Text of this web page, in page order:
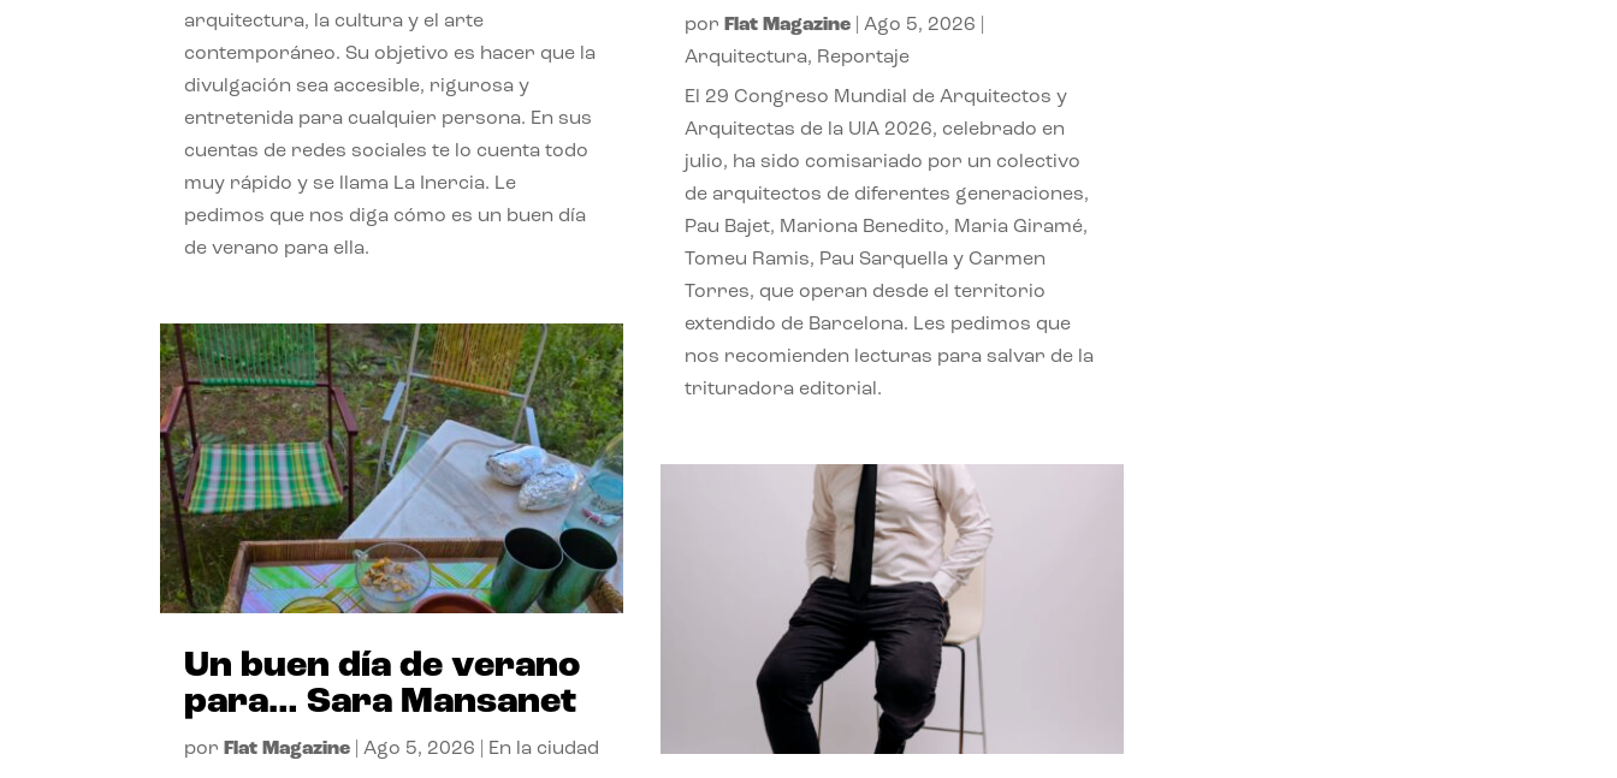
arquitectura, la cultura y el arte
contemporáneo. Su objetivo es hacer que la
divulgación sea accesible, rigurosa y
entretenida para cualquier persona. En sus
cuentas de redes sociales te lo cuenta todo
muy rápido y se llama La Inercia. Le
pedimos que nos diga cómo es un buen día
de verano para ella.
Un buen día de verano
para… Sara Mansanet
por Flat Magazine |Ago 5, 2026 En la ciudad
por Flat Magazine| Ago 5, 2026
Arquitectura, Reportaje
El 29 Congreso Mundial de Arquitectos y
Arquitectas de la UIA 2026, celebrado en
julio, ha sido comisariado por un colectivo
de arquitectos de diferentes generaciones,
Pau Bajet, Mariona Benedito, Maria Giramé,
Tomeu Ramis, Pau Sarquella y Carmen
Torres, que operan desde el territorio
extendido de Barcelona. Les pedimos que
nos recomienden lecturas para salvar de la
trituradora editorial.